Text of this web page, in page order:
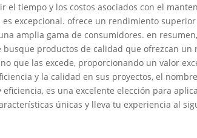
el tiempo y los costos asociados con el
excepcional. ofrece un rendimiento
amplia gama de consumidores. en
productos de calidad que ofrezcan un
que las excede, proporcionando un valor
y la calidad en sus proyectos, el
es una excelente elección para
únicas y lleva tu experiencia al